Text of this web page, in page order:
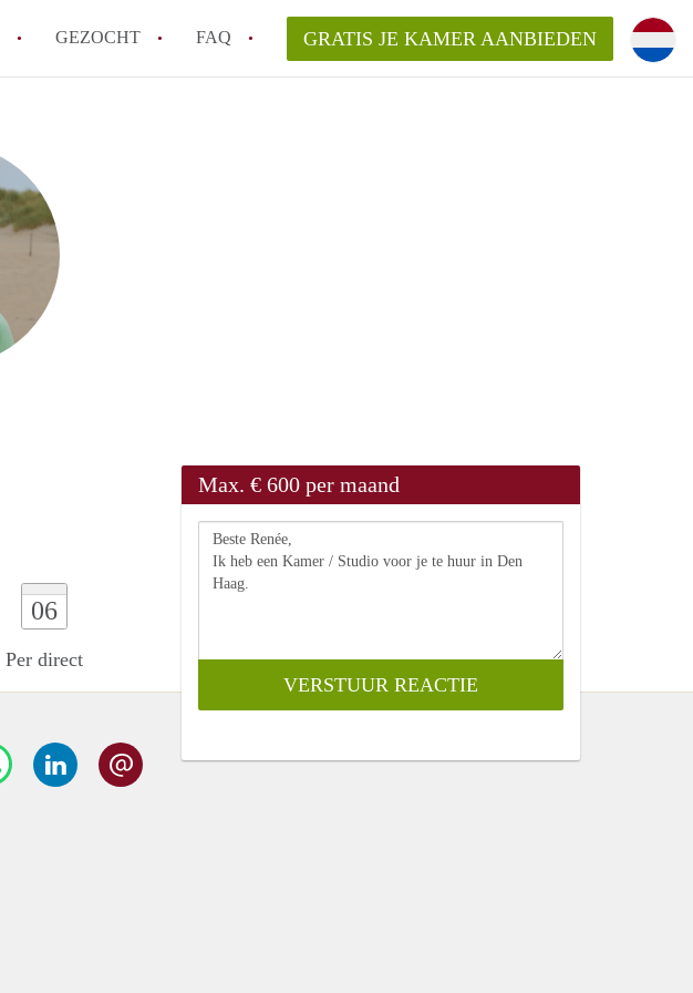
GEZOCHT FAQ
Hoeveel kost het om te reageren op een Kamer in Den Haag?
Wat is de privacyverklaring van KamerDenHaag?
Berekent KamerDenHaag makelaarsvergoeding/bemiddelingsvergoeding?
Alle veelgestelde vragen
GRATIS JE KAMER AANBIEDEN
06
Per direct
Max. € 600 per maand